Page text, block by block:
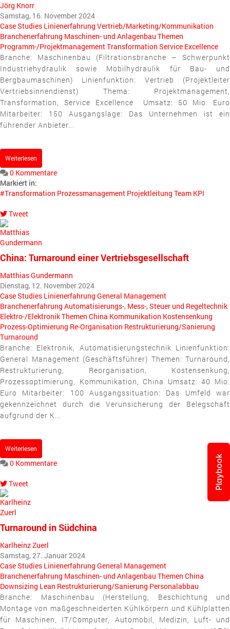
Jörg Knorr
Samstag, 16. November 2024
Case Studies Linienerfahrung Vertrieb/Marketing/Kommunikation
Branchenerfahrung Maschinen- und Anlagenbau Themen
Programm-/ProjektmanagementTransformation Service Excellence
Branche: Maschinenbau (Filtrationsbranche – Schwerpunkt
Industriehydraulik sowie Mobilhydraulik für Bau- und
Bergbaumaschinen) Linienfunktion: Vertrieb (Projektleiter
Vertriebsinnendienst) Thema: Projektmanagement,
Transformation, Service Excellence Umsatz: 50 Mio. Euro
Mitarbeiter: 150 Ausgangslage: Das Unternehmen ist ein
führender Anbieter...
Weiterlesen
0 Kommentare
Markiert in:
#Transformation Prozessmanagement Projektleitung Team KPI
Tweet
pinterest
China: Turnaround einer Vertriebsgesellschaft
Matthias Gundermann
Dienstag, 12. November 2024
Case Studies Linienerfahrung General Management
Branchenerfahrung Automatisierungs-, Mess-, Steuer und Regeltechnik
Elektro-/ElektronikThemen China Kommunikation Kostensenkung
Prozess-Optimierung Re-Organisation Restrukturierung/Sanierung
Turnaround
Branche: Elektronik, Automatisierungstechnik Linienfunktion:
General Management (Geschäftsführer) Themen: Turnaround,
Restrukturierung, Reorganisation, Kostensenkung,
Prozessoptimierung, Kommunikation, China Umsatz: 40 Mio.
Euro Mitarbeiter: 100 Ausgangssituation: Das Umfeld war
gekennzeichnet durch die Verunsicherung der Belegschaft
aufgrund der K...
Weiterlesen
0 Kommentare
Tweet
pinterest
Turnaround in Südchina
Karlheinz Zuerl
Samstag, 27. Januar 2024
Case Studies Linienerfahrung General Management
Branchenerfahrung Maschinen- und Anlagenbau Themen China
Downsizing Lean Restrukturierung/Sanierung Personalabbau
Branche: Maschinenbau (Herstellung, Beschichtung und
Montage von maßgeschneiderten Kühlkörpern und Kühlplatten
für Maschinen, IT/Computer, Automobil, Medizin, Luft- und
Playbook